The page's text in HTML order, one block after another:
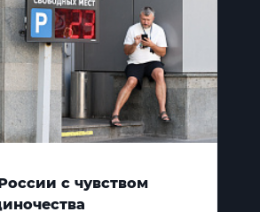
с чувством